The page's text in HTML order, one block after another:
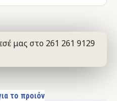
μας στο 261 261 9129
το προιόν